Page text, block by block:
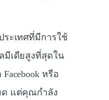
ระเทศที่มีการใช้
มีเดียสูงที่สุดใน
หรือ
ด แต่คุณกำลัง